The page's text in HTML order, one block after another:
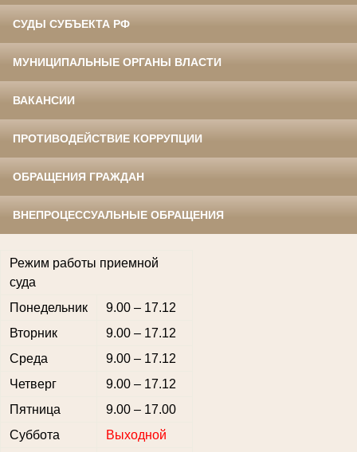
СУДЫ СУБЪЕКТА РФ
МУНИЦИПАЛЬНЫЕ ОРГАНЫ ВЛАСТИ
ВАКАНСИИ
ПРОТИВОДЕЙСТВИЕ КОРРУПЦИИ
ОБРАЩЕНИЯ ГРАЖДАН
ВНЕПРОЦЕССУАЛЬНЫЕ ОБРАЩЕНИЯ
Режим работы приемной
суда
Понедельник
9.00 – 17.12
Вторник
9.00 – 17.12
Среда
9.00 – 17.12
Четверг
9.00 – 17.12
Пятница
9.00 – 17.00
Суббота
Выходной